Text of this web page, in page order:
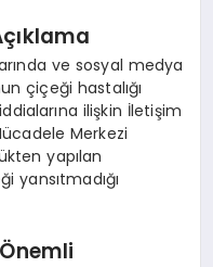
ve sosyal medya
çiçeği hastalığı
ilişkin İletişim
Merkezi
yapılan
yansıtmadığı